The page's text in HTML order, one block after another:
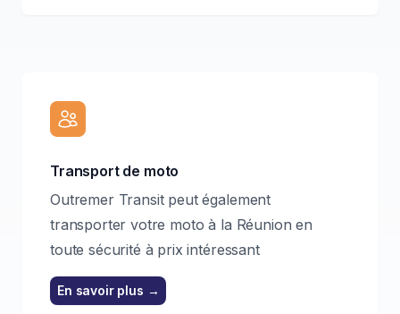
Transport de moto
Outremer Transit peut également
transporter votre moto à la Réunion en
toute sécurité à prix intéressant
En savoir plus →